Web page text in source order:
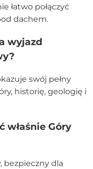
łatwo połączyć
dachem.
wyjazd
swój pełny
historię, geologię i
właśnie Góry
bezpieczny dla